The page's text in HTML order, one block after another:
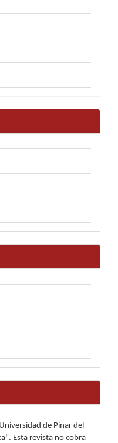
de Pinar del
Esta revista no cobra